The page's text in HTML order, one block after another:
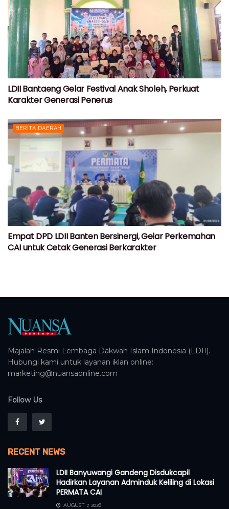
LDII Bantaeng Gelar Festival Anak Sholeh, Perkuat
Karakter Generasi Penerus
BERITA DAERAH
Empat DPD LDII Banten Bersinergi, Gelar Perkemahan
CAI untuk Cetak Generasi Berkarakter
Majalah Resmi Lembaga Dakwah Islam Indonesia (LDII).
Hubungi kami untuk layanan iklan online:
marketing@nuansaonline.com
Follow Us
RECENT NEWS
LDII Banyuwangi Gandeng Disdukcapil
Hadirkan Layanan Adminduk Keliling di Lokasi
PERMATA CAI
AUGUST 7, 2026